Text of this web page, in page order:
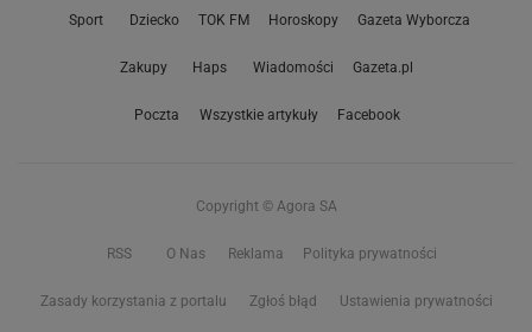
Sport Dziecko TOK FM Horoskopy Gazeta Wyborcza
Zakupy Haps Wiadomości Gazeta.pl
Poczta Wszystkie artykuły Facebook
Copyright © Agora SA
RSS O Nas Reklama Polityka prywatności
Zasady korzystania z portalu Zgłoś błąd Ustawienia prywatności